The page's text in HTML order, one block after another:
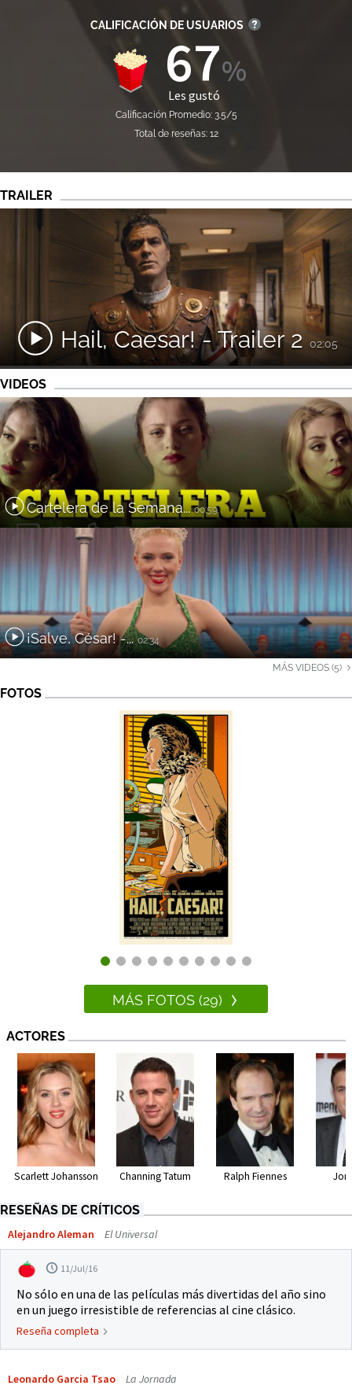
CALIFICACIÓN DE USUARIOS
67
Les gustó
Calificación Promedio: 3.5/5
Total de reseñas: 12
TRAILER
Hail, Caesar! - Trailer 202:05
VIDEOS
Cartelera de la Semana...00:59
¡Salve, César! -...02:34
MÁS VIDEOS (5)
FOTOS
MÁS FOTOS (29)
ACTORES
Scarlett Johansson Channing Tatum Ralph Fiennes
RESEÑAS DE CRÍTICOS
Alejandro Aleman El Universal
11/Jul/16
No sólo en una de las películas más divertidas del año sino
en un juego irresistible de referencias al cine clásico.
Reseña completa
Leonardo Garcia Tsao La Jornada